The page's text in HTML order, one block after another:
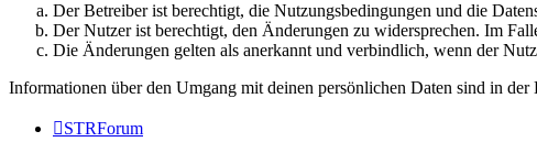
Der Betreiber ist berechtigt, die Nutzungsbedingungen und die
Der Nutzer ist berechtigt, den Änderungen zu widersprechen. Im
Die Änderungen gelten als anerkannt und verbindlich, wenn der
Informationen über den Umgang mit deinen persönlichen Daten sind in der
STRForum